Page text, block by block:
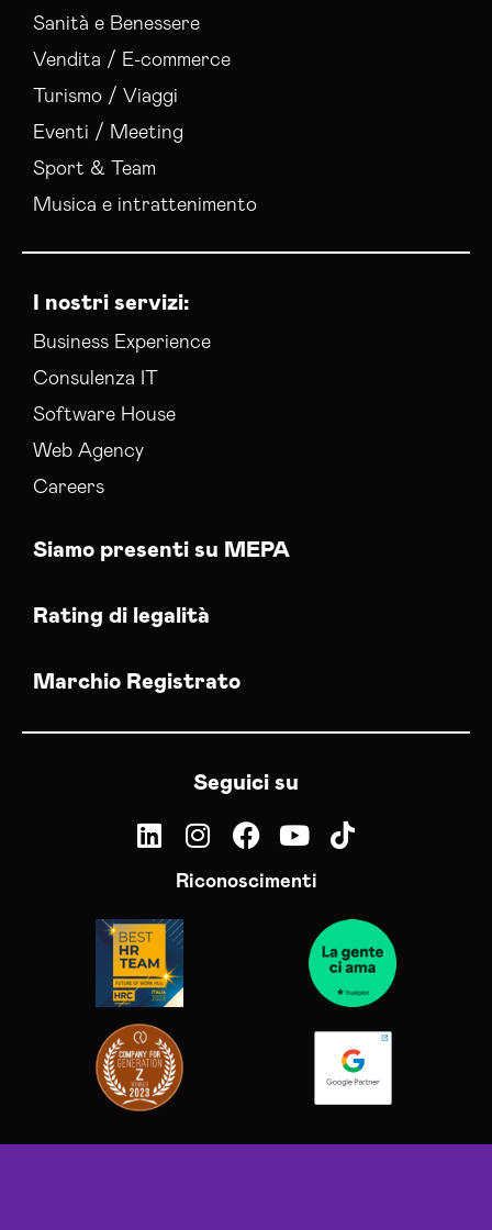
Sanità e Benessere
Vendita / E-commerce
Turismo / Viaggi
Eventi / Meeting
Sport & Team
Musica e intrattenimento
I nostri servizi:
Business Experience
Consulenza IT
Software House
Web Agency
Careers
Siamo presenti su MEPA
Rating di legalità
Marchio Registrato
Seguici su
Riconoscimenti